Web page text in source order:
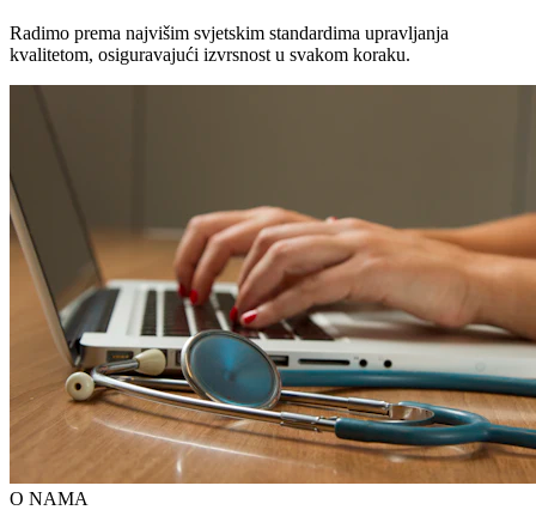
Radimo prema najvišim svjetskim standardima upravljanja
kvalitetom, osiguravajući izvrsnost u svakom koraku.
O NAMA